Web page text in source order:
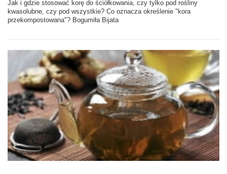
Jak i gdzie stosować korę do ściółkowania, czy tylko pod rośliny
kwasolubne, czy pod wszystkie? Co oznacza określenie "kora
przekompostowana"? Bogumiła Bijata